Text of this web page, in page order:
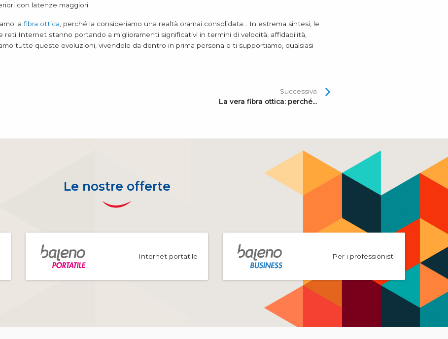
con latenze maggiori.
la fibra ottica , perché la consideriamo una realtà oramai consolidata… In estrema sintesi, le
reti Internet stanno portando a miglioramenti significativi in termini di velocità, affidabilità,
tutte queste evoluzioni, vivendole da dentro in prima persona e ti supportiamo, qualsiasi
Successiva
La vera fibra ottica: perché...
Le nostre offerte
Internet portatile Per i professionisti